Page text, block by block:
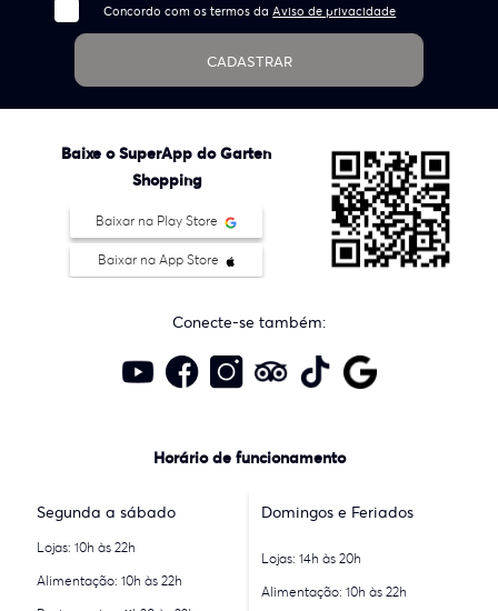
Concordo com os termos daAviso de privacidade
CADASTRAR
Baixe o SuperApp do Garten
Shopping
Baixar na Play Store
Baixar na App Store
Conecte-se também:
Horário de funcionamento
Segunda a sábado
Lojas: 10h às 22h
Alimentação: 10h às 22h
Domingos e Feriados
Lojas: 14h às 20h
Alimentação: 10h às 22h